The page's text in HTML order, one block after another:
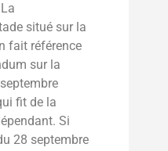
situé sur la
fait référence
sur la
fit de la
Si
28 septembre